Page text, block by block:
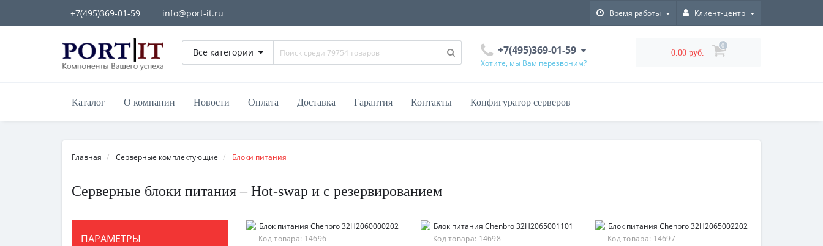
+7(495)369-01-59 info@port-it.ru Время работы Клиент-центр
Все категории +7(495)369-01-59
Хотите, мы Вам перезвоним?
0.00 руб.
0
Каталог О компании Новости Оплата Доставка Гарантия Контакты Конфигуратор серверов
Главная Серверные комплектующие Блоки питания
Серверные блоки питания – Hot-swap и с резервированием
ПАРАМЕТРЫ Код товара: 14696 Код товара: 14698 Код товара: 14697